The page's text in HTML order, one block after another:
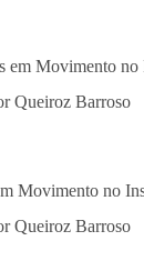
Movimento no
Queiroz Barroso